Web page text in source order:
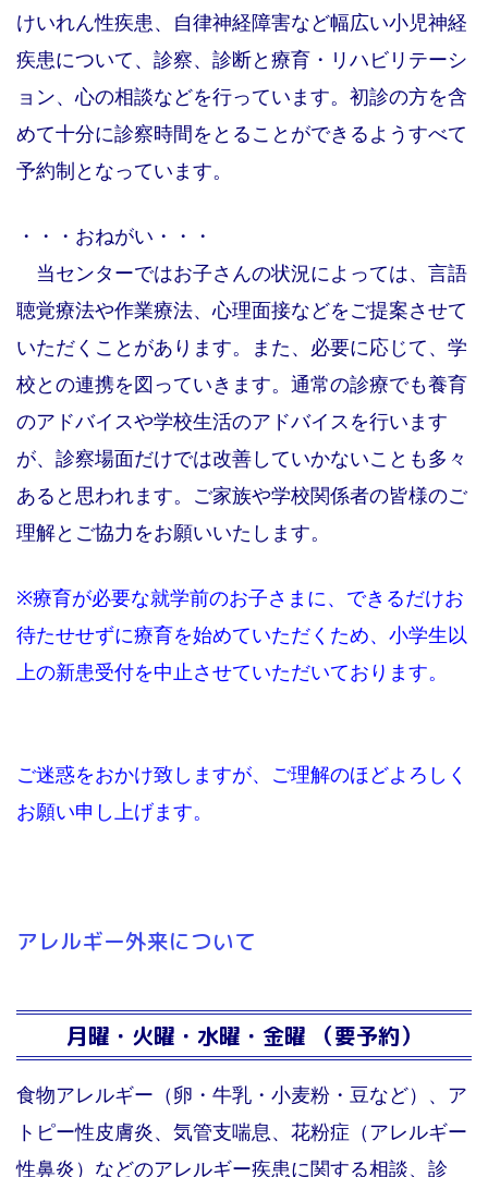
けいれん性疾患、自律神経障害など幅広い小児神経
疾患について、診察、診断と療育・リハビリテーシ
ョン、心の相談などを行っています。初診の方を含
めて十分に診察時間をとることができるようすべて
予約制となっています。
・・・おねがい・・・
当センターではお子さんの状況によっては、言語
聴覚療法や作業療法、心理面接などをご提案させて
いただくことがあります。また、必要に応じて、学
校との連携を図っていきます。通常の診療でも養育
のアドバイスや学校生活のアドバイスを行います
が、診察場面だけでは改善していかないことも多々
あると思われます。ご家族や学校関係者の皆様のご
理解とご協力をお願いいたします。
※療育が必要な就学前のお子さまに、できるだけお
待たせせずに療育を始めていただくため、小学生以
上の新患受付を中止させていただいております。
ご迷惑をおかけ致しますが、ご理解のほどよろしく
お願い申し上げます。
アレルギー外来について
月曜・火曜・水曜・金曜 （要予約）
食物アレルギー（卵・牛乳・小麦粉・豆など）、ア
トピー性皮膚炎、気管支喘息、花粉症（アレルギー
性鼻炎）などのアレルギー疾患に関する相談、診